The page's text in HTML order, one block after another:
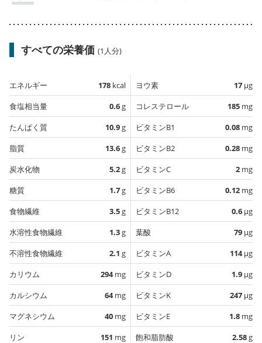
すべての栄養価 (1人分)
エネルギー 178 kcal
食塩相当量
0.6g
たんぱく質
10.9g
脂質
13.6g
炭水化物
5.2g
糖質
1.7g
食物繊維
3.5g
水溶性食物繊維
1.3g
不溶性食物繊維
2.1 g
カリウム
294mg
カルシウム
64mg
マグネシウム
40 mg
リン
151 mg
ヨウ素 17 µg
コレステロール
185 mg
ビタミンB1
0.08 mg
ビタミンB2
0.28 mg
ビタミンC
2 mg
ビタミンB6
0.12 mg
ビタミンB12
0.6 µg
葉酸
79 µg
ビタミンA
114µg
ビタミンD
1.9 µg
ビタミンK
247 µg
ビタミンE
1.8 mg
飽和脂肪酸
2.58g